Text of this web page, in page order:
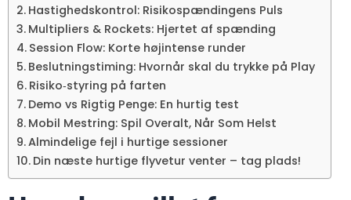
Hastighedskontrol: Risikospændingens Puls
Multipliers & Rockets: Hjertet af spænding
Session Flow: Korte højintense runder
Beslutningstiming: Hvornår skal du trykke på Play
Risiko‑styring på farten
Demo vs Rigtig Penge: En hurtig test
Mobil Mestring: Spil Overalt, Når Som Helst
Almindelige fejl i hurtige sessioner
Din næste hurtige flyvetur venter – tag plads!